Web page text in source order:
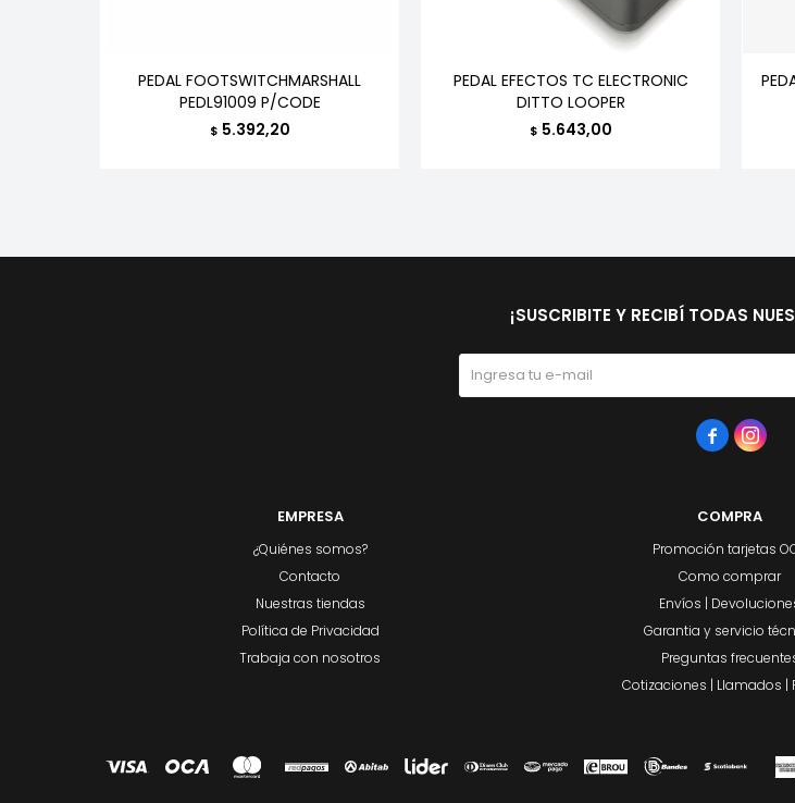
PEDAL FOOTSWITCHMARSHALL
PEDL91009 P/CODE
$ 5.392,20
PEDAL EFECTOS TC ELECTRONIC
DITTO LOOPER
$ 5.643,00
EMPRESA
¿Quiénes somos?
Contacto
Nuestras tiendas
Política de Privacidad
Trabaja con nosotros
COMPRA
Promoción tarjetas
Como comprar
Envíos |
Garantia y servicio
Preguntas
Cotizaciones | Llamados |
¡SUSCRIBITE Y RECIBÍ TODAS
 